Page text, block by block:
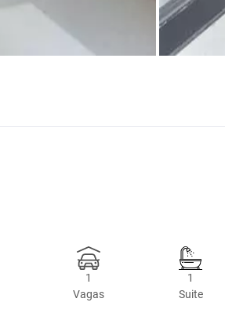
1
Vagas
1
Suite